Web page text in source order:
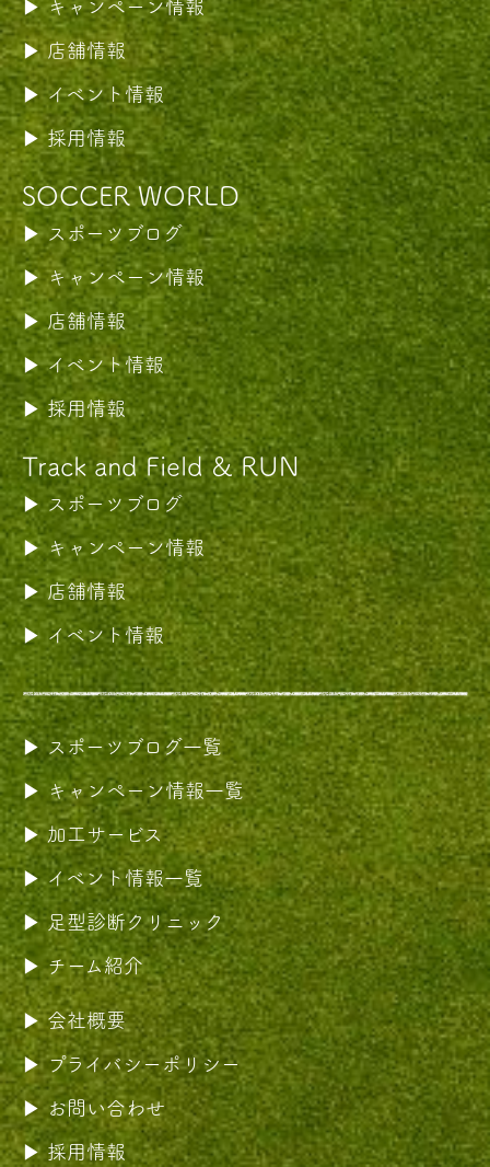
キャンペーン情報
店舗情報
イベント情報
採用情報
SOCCER WORLD
スポーツブログ
キャンペーン情報
店舗情報
イベント情報
採用情報
Track and Field & RUN
スポーツブログ
キャンペーン情報
店舗情報
イベント情報
スポーツブログ一覧
キャンペーン情報一覧
加工サービス
イベント情報一覧
足型診断クリニック
チーム紹介
会社概要
プライバシーポリシー
お問い合わせ
採用情報